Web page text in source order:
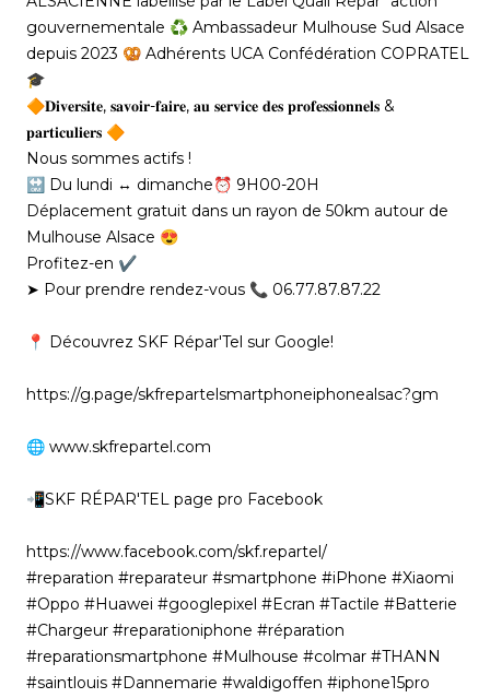
gouvernementale ♻️ Ambassadeur Mulhouse Sud Alsace
depuis 2023 🥨 Adhérents UCA Confédération COPRATEL
🎓
🔶️𝐃𝐢𝐯𝐞𝐫𝐬𝐢𝐭𝐞, 𝐬𝐚𝐯𝐨𝐢𝐫-𝐟𝐚𝐢𝐫𝐞, 𝐚𝐮 𝐬𝐞𝐫𝐯𝐢𝐜𝐞 𝐝𝐞𝐬 𝐩𝐫𝐨𝐟𝐞𝐬𝐬𝐢𝐨𝐧𝐧𝐞𝐥𝐬 &
𝐩𝐚𝐫𝐭𝐢𝐜𝐮𝐥𝐢𝐞𝐫𝐬 🔶️
Nous sommes actifs !
🔛 Du lundi ↔️ dimanche⏰ 9H00-20H
Déplacement gratuit dans un rayon de 50km autour de
Mulhouse Alsace 😍
Profitez-en ✔︎
➤ Pour prendre rendez-vous 📞 06.77.87.87.22
📍 Découvrez SKF Répar'Tel sur Google!
https://g.page/skfrepartelsmartphoneiphonealsac?gm
🌐 www.skfrepartel.com
📲SKF RÉPAR'TEL page pro Facebook
https://www.facebook.com/skf.repartel/
#reparation #reparateur #smartphone #iPhone #Xiaomi
#Oppo #Huawei #googlepixel #Ecran #Tactile #Batterie
#Chargeur #reparationiphone #réparation
#reparationsmartphone #Mulhouse #colmar #THANN
#saintlouis #Dannemarie #waldigoffen #iphone15pro